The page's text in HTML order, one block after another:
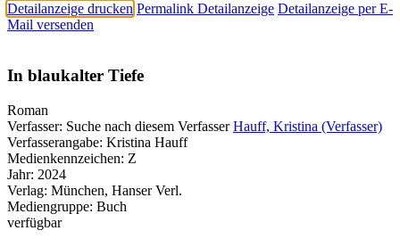
Detailanzeige drucken Permalink Detailanzeige Detailanzeige per E-
Mail versenden
In blaukalter Tiefe
Roman
Verfasser: Suche nach diesem Verfasser Hauff, Kristina (Verfasser)
Verfasserangabe: Kristina Hauff
Medienkennzeichen: Z
Jahr: 2024
Verlag: München, Hanser Verl.
Mediengruppe: Buch
verfügbar